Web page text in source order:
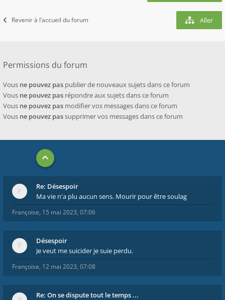
Revenir à l’accueil du forum Aller
Permissions du forum
Vous ne pouvez pas publier de nouveaux sujets dans ce forum
Vous ne pouvez pas répondre aux sujets dans ce forum
Vous ne pouvez pas modifier vos messages dans ce forum
Vous ne pouvez passupprimer vos messages dans ce forum
Re: Désespoir
Ma vie n'a plu aucun sens. Mourir pour être soulag
Françoise, 15 mai 2023, 07:06
Désespoir
Je veut me suicider je suie perdu.
Françoise, 12 mai 2023, 07:08
Re: On se dispute tout le temps ...